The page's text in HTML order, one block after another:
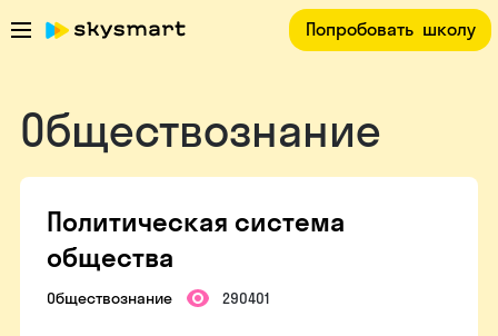
Попробовать школу
Обществознание
Политическая система
общества
Обществознание 290401